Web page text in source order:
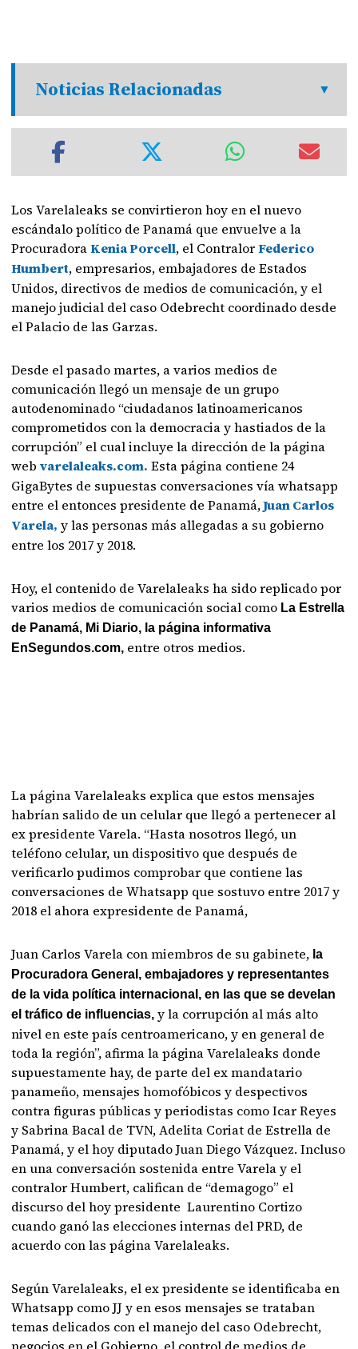
Noticias Relacionadas
Los Varelaleaks se convirtieron hoy en el nuevo
escándalo político de Panamá que envuelve a la
ProcuradoraKenia Porcell, el ContralorFederico
Humbert, empresarios, embajadores de Estados
Unidos, directivos de medios de comunicación, y el
manejo judicial del caso Odebrecht coordinado desde
el Palacio de las Garzas.
Desde el pasado martes, a varios medios de
comunicación llegó un mensaje de un grupo
autodenominado “ciudadanos latinoamericanos
comprometidos con la democracia y hastiados de la
corrupción” el cual incluye la dirección de la página
webvarelaleaks.com. Esta página contiene 24
GigaBytes de supuestas conversaciones vía whatsapp
entre el entonces presidente de Panamá,Juan Carlos
Varela, y las personas más allegadas a su gobierno
entre los 2017 y 2018.
Hoy, el contenido de Varelaleaks ha sido replicado por
varios medios de comunicación social como La Estrella
de Panamá, Mi Diario, la página informativa
EnSegundos.com, entre otros medios.
La página Varelaleaks explica que estos mensajes
habrían salido de un celular que llegó a pertenecer al
ex presidente Varela. “Hasta nosotros llegó, un
teléfono celular, un dispositivo que después de
verificarlo pudimos comprobar que contiene las
conversaciones de Whatsapp que sostuvo entre 2017 y
2018 el ahora expresidente de Panamá,
Juan Carlos Varela con miembros de su gabinete, la
Procuradora General, embajadores y representantes
de la vida política internacional, en las que se develan
el tráfico de influencias,y la corrupción al más alto
nivel en este país centroamericano, y en general de
toda la región”, afirma la página Varelaleaks donde
supuestamente hay, de parte del ex mandatario
panameño, mensajes homofóbicos y despectivos
contra figuras públicas y periodistas como Icar Reyes
y Sabrina Bacal de TVN, Adelita Coriat de Estrella de
Panamá, y el hoy diputado Juan Diego Vázquez. Incluso
en una conversación sostenida entre Varela y el
contralor Humbert, califican de “demagogo” el
discurso del hoy presidente Laurentino Cortizo
cuando ganó las elecciones internas del PRD, de
acuerdo con las página Varelaleaks.
Según Varelaleaks, el ex presidente se identificaba en
Whatsapp como JJ y en esos mensajes se trataban
temas delicados con el manejo del caso Odebrecht,